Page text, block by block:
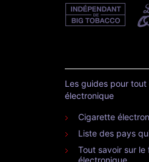
Contacter la
Engagement